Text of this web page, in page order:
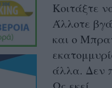
Κοιτάξτε
Άλλοτε
και ο
άλλα. Δεν